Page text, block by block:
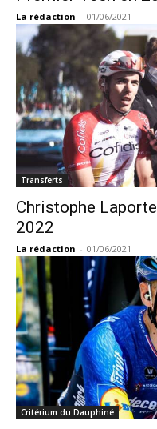
La rédaction - 01/06/2021
Transferts
Christophe
2022
La rédaction - 01/06/2021
Critérium du Dauphiné